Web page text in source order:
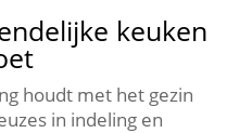
keuken
houdt met het gezin
in indeling en